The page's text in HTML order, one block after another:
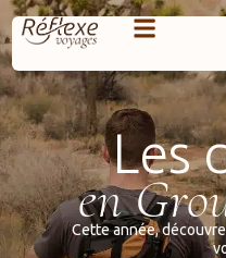
Les
en
Cette année,